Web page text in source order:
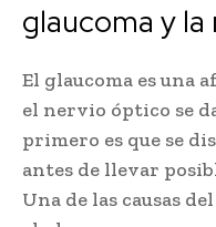
glaucoma y la
El glaucoma es una
el nervio óptico se
primero es que se
antes de llevar
Una de las causas